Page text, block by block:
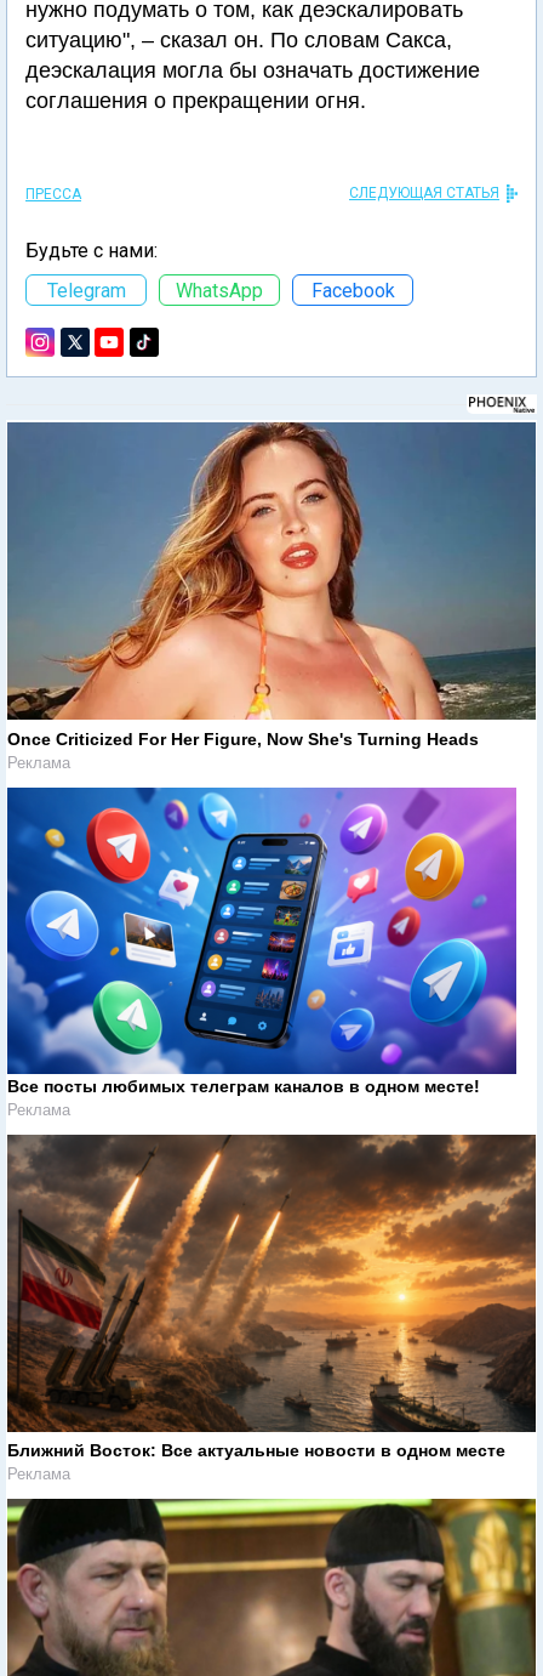
нужно подумать о том, как деэскалировать
ситуацию", – сказал он. По словам Сакса,
деэскалация могла бы означать достижение
соглашения о прекращении огня.
ПРЕССА СЛЕДУЮЩАЯ СТАТЬЯ
Будьте с нами:
Telegram
WhatsApp Facebook
Once Criticized For Her Figure, Now She's Turning Heads
Реклама
Все посты любимых телеграм каналов в одном месте!
Реклама
Ближний Восток: Все актуальные новости в одном месте
Реклама